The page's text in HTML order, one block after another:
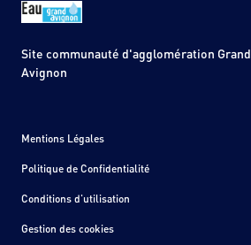
Site communauté d'agglomération Grand
Avignon
Mentions Légales
Politique de Confidentialité
Conditions d'utilisation
Gestion des cookies